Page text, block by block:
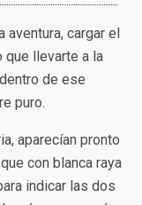
aventura, cargar el
que llevarte a la
de ese
puro.
aparecían pronto
con blanca raya
indicar las dos